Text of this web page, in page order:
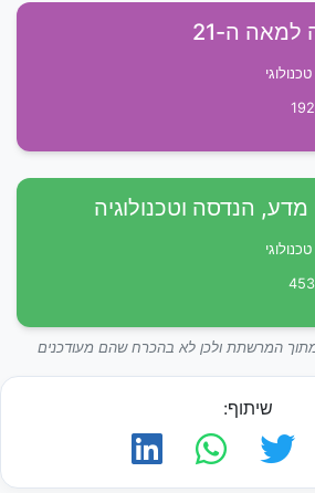
ה-21
הנדסה וטכנולוגיה
מתוך המרשתת ולכן לא בהכרח שהם מעודכנים
שיתוף: